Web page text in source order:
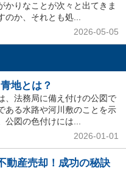
かりなことが次々と出てきま
のか、それとも処...
2026-05-05
地とは？
、法務局に備え付けの公図で
ある水路や河川敷のことを示
公図の色付けには...
2026-01-01
動産売却！成功の秘訣